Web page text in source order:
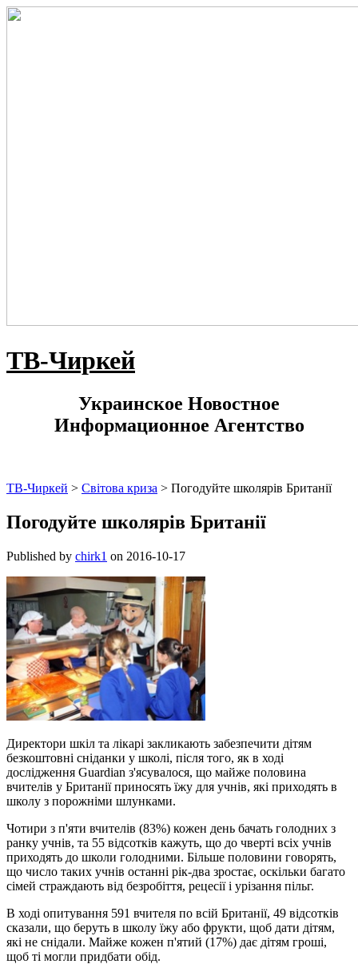
ТВ-Чиркей
Украинское Новостное
Информационное Агентство
ТВ-Чиркей > Світова криза > Погодуйте школярів Британії
Погодуйте школярів Британії
Published by chirk1 on 2016-10-17
Директори шкіл та лікарі закликають забезпечити дітям
безкоштовні сніданки у школі, після того, як в ході
дослідження Guardian з'ясувалося, що майже половина
вчителів у Британії приносять їжу для учнів, які приходять в
школу з порожніми шлунками.
Чотири з п'яти вчителів (83%) кожен день бачать голодних з
ранку учнів, та 55 відсотків кажуть, що до чверті всіх учнів
приходять до школи голодними. Більше половини говорять,
що число таких учнів останні рік-два зростає, оскільки багато
сімей страждають від безробіття, рецесії і урізання пільг.
В ході опитування 591 вчителя по всій Британії, 49 відсотків
сказали, що беруть в школу їжу або фрукти, щоб дати дітям,
які не снідали. Майже кожен п'ятий (17%) дає дітям гроші,
щоб ті могли придбати обід.